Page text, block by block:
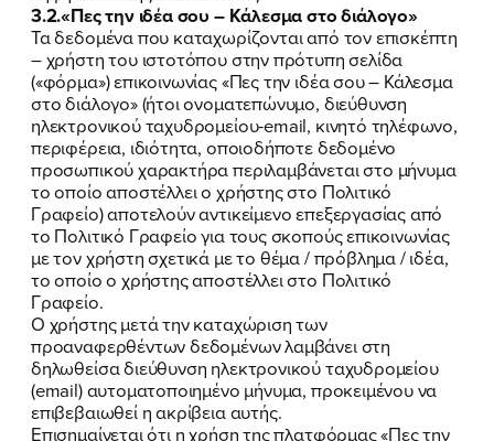
3.2.«Πες την ιδέα σου – Κάλεσμα στο διάλογο»
Τα δεδομένα που καταχωρίζονται από τον επισκέπτη
– χρήστη του ιστοτόπου στην πρότυπη σελίδα
(«φόρμα») επικοινωνίας «Πες την ιδέα σου – Κάλεσμα
στο διάλογο» (ήτοι ονοματεπώνυμο, διεύθυνση
ηλεκτρονικού ταχυδρομείου-email, κινητό τηλέφωνο,
περιφέρεια, ιδιότητα, οποιοδήποτε δεδομένο
προσωπικού χαρακτήρα περιλαμβάνεται στο μήνυμα
το οποίο αποστέλλει ο χρήστης στο Πολιτικό
Γραφείο) αποτελούν αντικείμενο επεξεργασίας από
το Πολιτικό Γραφείο για τους σκοπούς επικοινωνίας
με τον χρήστη σχετικά με το θέμα / πρόβλημα / ιδέα,
το οποίο ο χρήστης αποστέλλει στο Πολιτικό
Γραφείο.
Ο χρήστης μετά την καταχώριση των
προαναφερθέντων δεδομένων λαμβάνει στη
δηλωθείσα διεύθυνση ηλεκτρονικού ταχυδρομείου
(email) αυτοματοποιημένο μήνυμα, προκειμένου να
επιβεβαιωθεί η ακρίβεια αυτής.
Επισημαίνεται ότι η χρήση της πλατφόρμας «Πες την